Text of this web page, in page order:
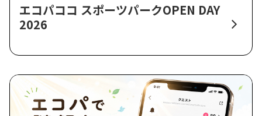
エコパココ スポーツパークOPEN DAY
2026